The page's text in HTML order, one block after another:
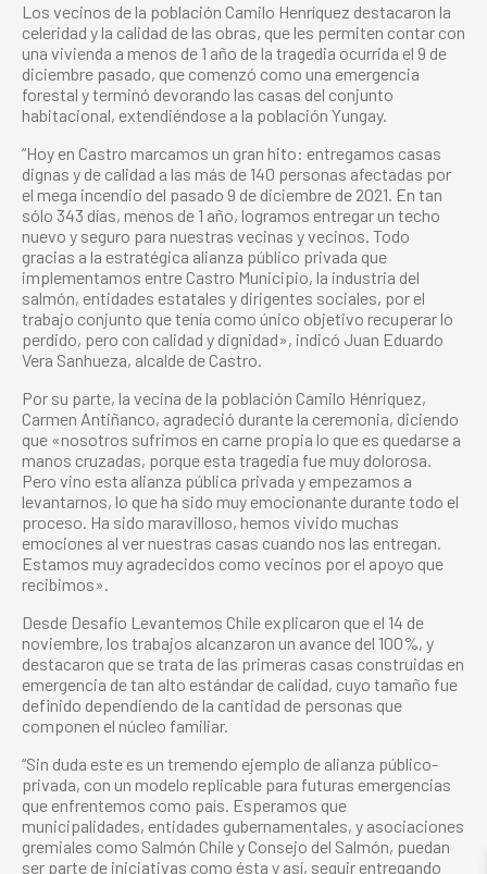
Los vecinos de la población Camilo Henríquez destacaron la
celeridad y la calidad de las obras, que les permiten contar con
una vivienda a menos de 1 año de la tragedia ocurrida el 9 de
diciembre pasado, que comenzó como una emergencia
forestal y terminó devorando las casas del conjunto
habitacional, extendiéndose a la población Yungay.
“Hoy en Castro marcamos un gran hito: entregamos casas
dignas y de calidad a las más de 140 personas afectadas por
el mega incendio del pasado 9 de diciembre de 2021. En tan
sólo 343 días, menos de 1 año, logramos entregar un techo
nuevo y seguro para nuestras vecinas y vecinos. Todo
gracias a la estratégica alianza público privada que
implementamos entre Castro Municipio, la industria del
salmón, entidades estatales y dirigentes sociales, por el
trabajo conjunto que tenía como único objetivo recuperar lo
perdido, pero con calidad y dignidad», indicó Juan Eduardo
Vera Sanhueza, alcalde de Castro.
Por su parte, la vecina de la población Camilo Hénriquez,
Carmen Antiñanco, agradeció durante la ceremonia, diciendo
que «nosotros sufrimos en carne propia lo que es quedarse a
manos cruzadas, porque esta tragedia fue muy dolorosa.
Pero vino esta alianza pública privada y empezamos a
levantarnos, lo que ha sido muy emocionante durante todo el
proceso. Ha sido maravilloso, hemos vivido muchas
emociones al ver nuestras casas cuando nos las entregan.
Estamos muy agradecidos como vecinos por el apoyo que
recibimos».
Desde Desafío Levantemos Chile explicaron que el 14 de
noviembre, los trabajos alcanzaron un avance del 100%, y
destacaron que se trata de las primeras casas construidas en
emergencia de tan alto estándar de calidad, cuyo tamaño fue
definido dependiendo de la cantidad de personas que
componen el núcleo familiar.
“Sin duda este es un tremendo ejemplo de alianza público-
privada, con un modelo replicable para futuras emergencias
que enfrentemos como país. Esperamos que
municipalidades, entidades gubernamentales, y asociaciones
gremiales como Salmón Chile y Consejo del Salmón, puedan
ser parte de iniciativas como ésta y así, seguir entregando